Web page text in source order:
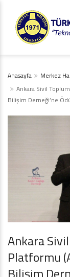
Anasayfa
Merkez
Ankara Sivil
Bilişim Derneği’ne
Ankara
Platformu